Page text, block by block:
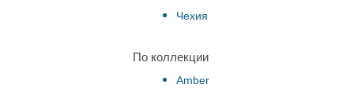
Чехия
По коллекции
Amber